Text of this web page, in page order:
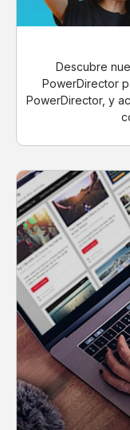
Descubre
PowerDirector
PowerDirector, y